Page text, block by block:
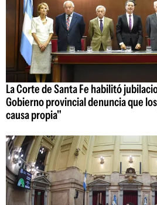
La Corte de Santa Fe habilitó
Gobierno provincial denuncia que
causa propia"